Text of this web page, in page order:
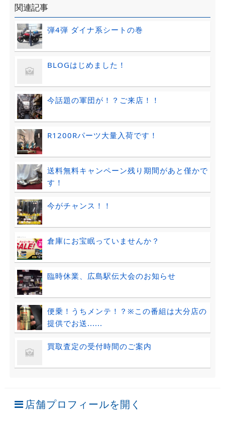
関連記事
弾4弾 ダイナ系シートの巻
BLOGはじめました！
今話題の軍団が！？ご来店！！
R1200Rパーツ大量入荷です！
送料無料キャンペーン残り期間があと僅かで
す！
今がチャンス！！
倉庫にお宝眠っていませんか？
臨時休業、広島駅伝大会のお知らせ
便乗！うちメンテ！？※この番組は大分店の
提供でお送......
買取査定の受付時間のご案内
店舗プロフィールを開く